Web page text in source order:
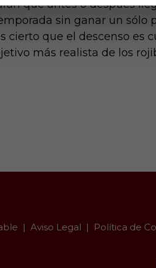
que antes o después
sin ganar un sólo
cierto que el descenso es
más realista de los
Aviso Legal Política de